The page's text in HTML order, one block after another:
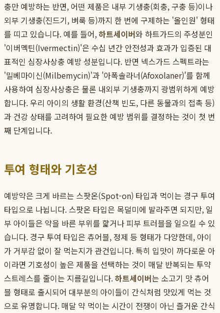
충만 예방하는 반면, 어떤 제품은 내부 기생충(회충, 구충 등)이나
외부 기생충(진드기, 벼룩 등)까지 한 번에 구제하는 '올인원' 형태
를 띠고 있습니다. 예를 들어,하트세이버와 하트가드의 주성분인
'이버멕틴(Ivermectin)'은 수십 년간 안전성과 효과가 입증된 대
표적인 심장사상충 예방 성분입니다. 반면 넥스가드 스펙트라는
'밀베마이신(Milbemycin)'과 '아폭솔라너(Afoxolaner)'를 함께
사용하여 심장사상충은 물론 내외부 기생충까지 광범위하게 예방
합니다. 우리 아이의 생활 환경(산책 빈도, 다른 동물과의 접촉 등)
과 건강 상태를 고려하여 필요한 예방 범위를 결정하는 것이 첫 번
째 단계입니다.
투여 형태와 기호성
예방약은 크게 바르는 스팟온(Spot-on) 타입과 먹이는 경구 투여
타입으로 나뉩니다. 스팟온 타입은 목덜미에 발라주면 되지만, 일
부 아이들은 약을 바른 부위를 핥거나 피부 트러블을 일으킬 수 있
습니다. 경구 투여 타입은 츄어블, 정제 등 형태가 다양한데, 아이
가 거부감 없이 잘 먹는지가 관건입니다. 특히 입맛이 까다로운 아
이라면 기호성이 높은 제품을 선택하는 것이 매달 반복되는 투약
스트레스를 줄이는 지름길입니다.하트세이버는 소고기 맛 츄어
블 형태로 출시되어 대부분의 아이들이 간식처럼 맛있게 먹는 것
으로 유명합니다. 매달 약 먹이는 시간이 전쟁이 아닌 즐거운 간식